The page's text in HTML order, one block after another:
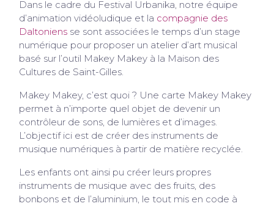
Dans le cadre du Festival Urbanika, notre équipe
d’animation vidéoludique et la compagnie des
Daltoniens se sont associées le temps d’un stage
numérique pour proposer un atelier d’art musical
basé sur l’outil Makey Makey à la Maison des
Cultures de Saint-Gilles.
Makey Makey, c’est quoi ? Une carte Makey Makey
permet à n’importe quel objet de devenir un
contrôleur de sons, de lumières et d’images.
L’objectif ici est de créer des instruments de
musique numériques à partir de matière recyclée.
Les enfants ont ainsi pu créer leurs propres
instruments de musique avec des fruits, des
bonbons et de l’aluminium, le tout mis en code à